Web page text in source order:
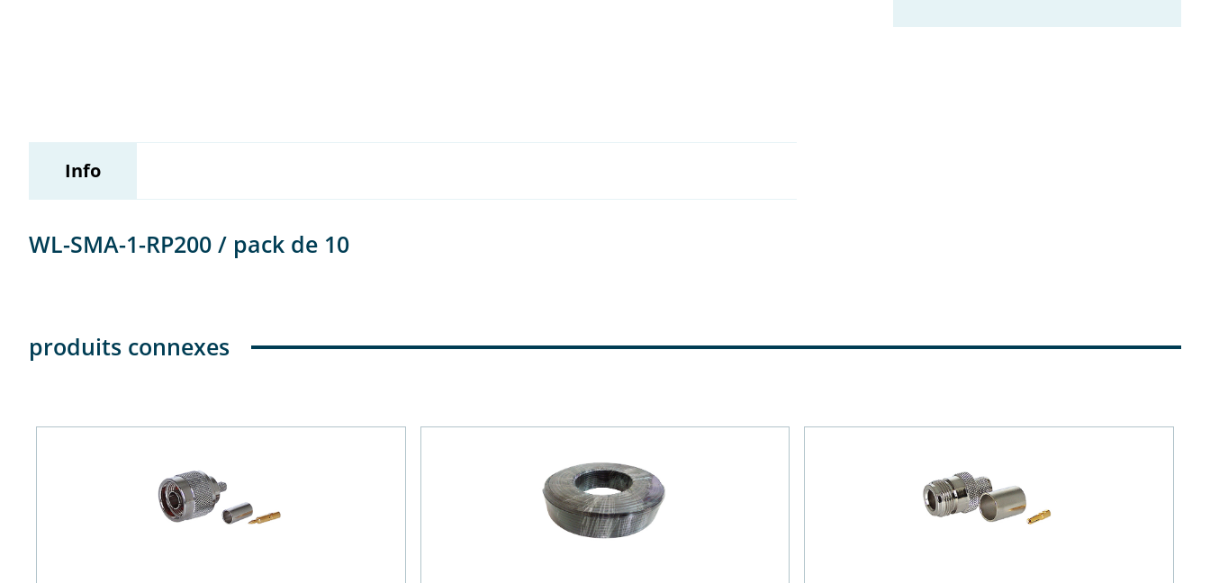
Info
WL-SMA-1-RP200 / pack de 10
produits connexes